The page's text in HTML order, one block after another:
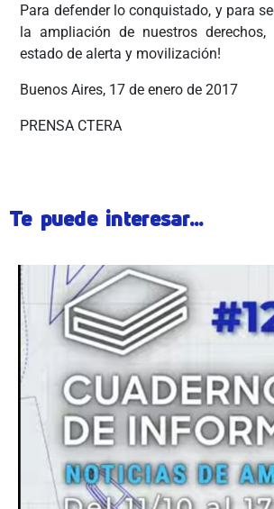
Para defender lo conquistado, y para
la ampliación de nuestros derechos,
estado de alerta y movilización!
Buenos Aires, 17 de enero de 2017
PRENSA CTERA
Te puede interesar...